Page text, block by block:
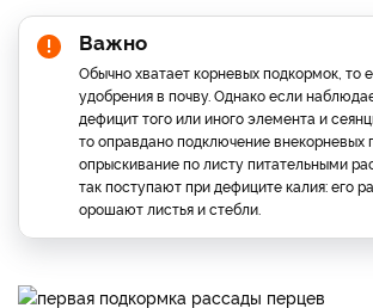
Важно
Обычно хватает корневых подкормок, то
удобрения в почву. Однако если
дефицит того или иного элемента и
то оправдано подключение внекорневых
опрыскивание по листу питательными
так поступают при дефиците калия: его
орошают листья и стебли.